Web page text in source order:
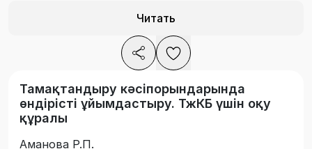
Читать
Тамақтандыру кәсіпорындарында
өндірісті ұйымдастыру. ТжКБ үшін оқу
құралы
Аманова Р.П.